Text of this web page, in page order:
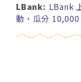
LBank: LBank
動，瓜分